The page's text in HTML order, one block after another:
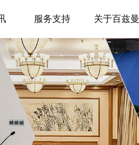
服务支持 关于百兹曼